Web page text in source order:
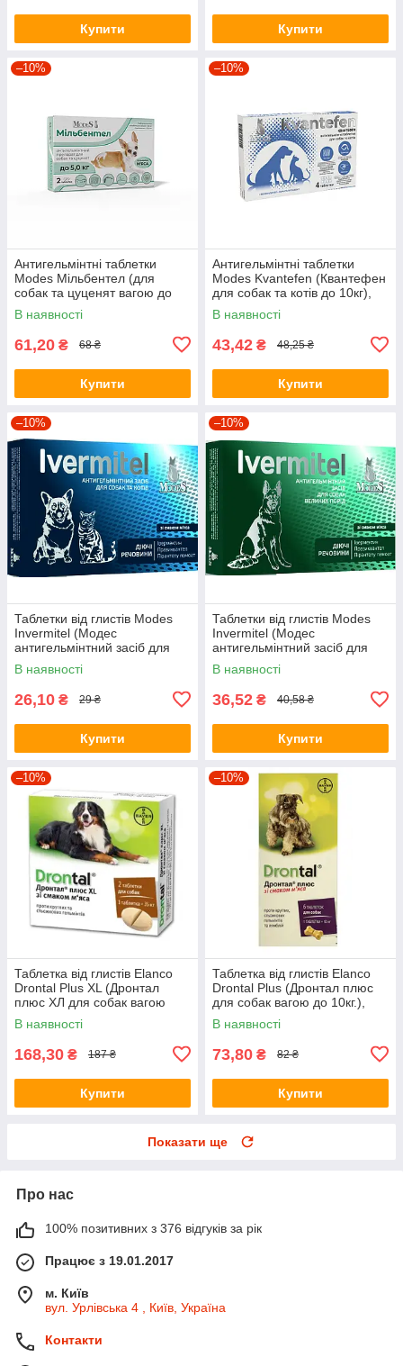
Купити Купити
–10%
Антигельмінтні таблетки
Modes Мільбентел (для
собак та цуценят вагою до
2кг.) 1табл
В наявності
61,20 ₴ 68 ₴
Купити
–10%
Антигельмінтні таблетки
Modes Kvantefen (Квантефен
для собак та котів до 10кг),
0.7мг 1табл
В наявності
43,42 ₴ 48,25 ₴
Купити
–10%
Таблетки від глистів Modes
Invermitel (Модес
антигельмінтний засіб для
собак та котів) 0.4г/1т
В наявності
26,10 ₴ 29 ₴
Купити
–10%
Таблетки від глистів Modes
Invermitel (Модес
антигельмінтний засіб для
собак) 0.8г/1т
В наявності
36,52 ₴ 40,58 ₴
Купити
–10%
Таблетка від глистів Elanco
Drontal Plus XL (Дронтал
плюс ХЛ для собак вагою
35кг.), 1таб.
В наявності
168,30 ₴ 187 ₴
Купити
–10%
Таблетка від глистів Elanco
Drontal Plus (Дронтал плюс
для собак вагою до 10кг.),
1таб.
В наявності
73,80 ₴ 82 ₴
Купити
Показати ще
Про нас
100% позитивних з 376 відгуків за рік
Працює з 19.01.2017
м. Київ
вул. Урлівська 4 , Київ, Україна
Контакти